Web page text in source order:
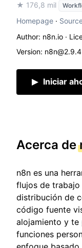
★ 176,8 mil
Homepage ·
Author: n8n.io ·
Version: n8n@2.9.4
Iniciar
Acerca de
n8n es una
flujos de trabajo
distribución de
código fuente
alojamiento y te
funciones